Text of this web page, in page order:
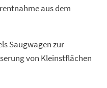
aus dem
Saugwagen zur
von Kleinstflächen